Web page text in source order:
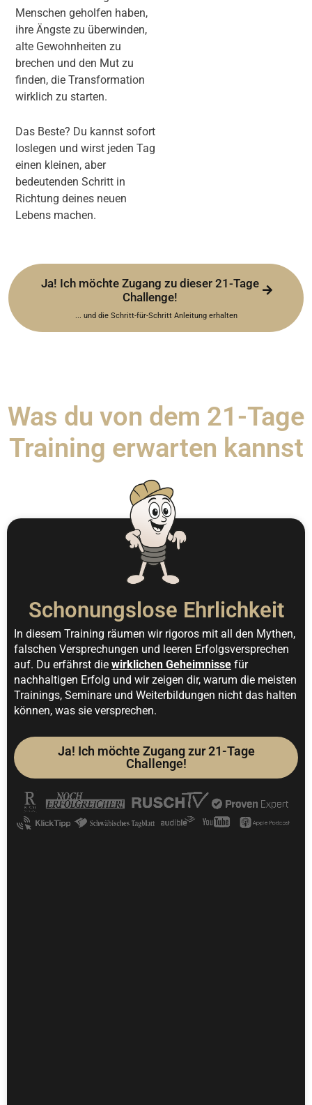
Menschen geholfen haben,
ihre Ängste zu überwinden,
alte Gewohnheiten zu
brechen und den Mut zu
finden, die Transformation
wirklich zu starten.
Das Beste? Du kannst sofort
loslegen und wirst jeden Tag
einen kleinen, aber
bedeutenden Schritt in
Richtung deines neuen
Lebens machen.
Ja! Ich möchte Zugang zu dieser 21-Tage
Challenge!
... und die Schritt-für-Schritt Anleitung erhalten
Was du von dem 21-Tage
Training erwarten kannst
Schonungslose Ehrlichkeit
In diesem Training räumen wir rigoros mit all den Mythen,
falschen Versprechungen und leeren Erfolgsversprechen
auf. Du erfährst die wirklichen Geheimnisse für
nachhaltigen Erfolg und wir zeigen dir, warum die meisten
Trainings, Seminare und Weiterbildungen nicht das halten
können, was sie versprechen.
Ja! Ich möchte Zugang zur 21-Tage
Challenge!